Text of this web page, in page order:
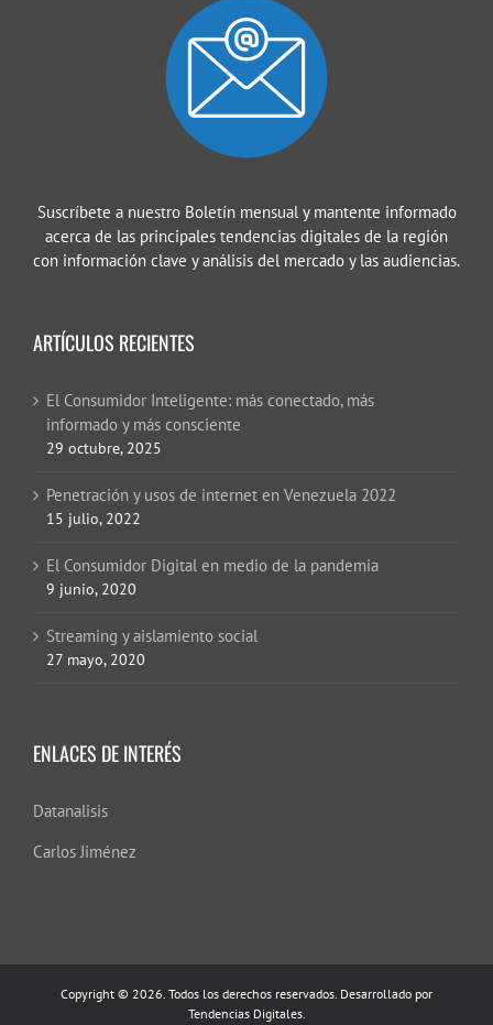
Suscríbete a nuestro Boletín mensual y mantente informado
acerca de las principales tendencias digitales de la región
con información clave y análisis del mercado y las audiencias.
ARTÍCULOS RECIENTES
El Consumidor Inteligente: más conectado, más
informado y más consciente
29 octubre, 2025
Penetración y usos de internet en Venezuela 2022
15 julio, 2022
El Consumidor Digital en medio de la pandemia
9 junio, 2020
Streaming y aislamiento social
27 mayo, 2020
ENLACES DE INTERÉS
Datanalisis
Carlos Jiménez
Copyright © 2026. Todos los derechos reservados. Desarrollado por
Tendencias Digitales.